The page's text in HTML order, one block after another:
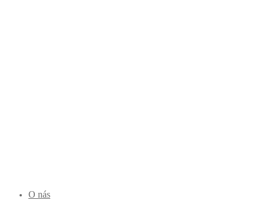
O nás